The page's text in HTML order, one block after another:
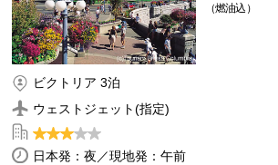
（燃油込）
ビクトリア 3泊
ウェストジェット(指定)
日本発：夜／現地発：午前